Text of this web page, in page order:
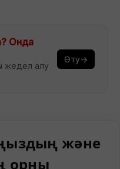
Онда
жедел алу
Өту→
және
орны